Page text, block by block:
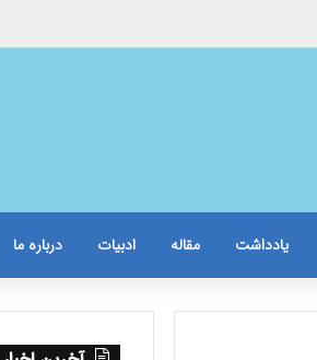
یادداشت مقاله ادبیات درباره ما